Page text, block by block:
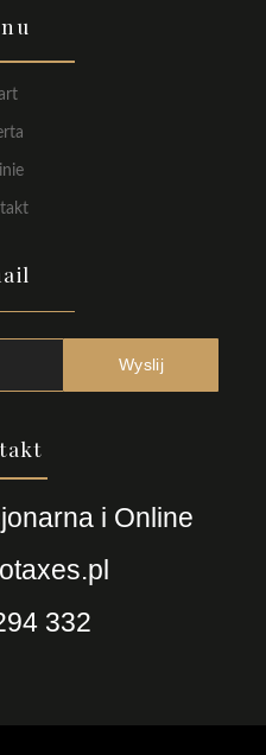
Wyslij
i Online
332